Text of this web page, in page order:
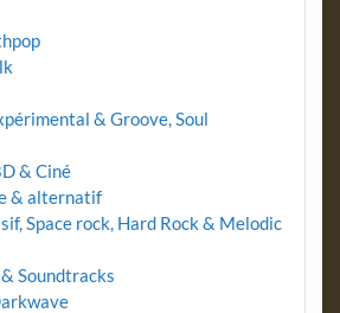
& Groove, Soul
& Ciné
& alternatif
Space rock, Hard Rock & Melodic
Soundtracks